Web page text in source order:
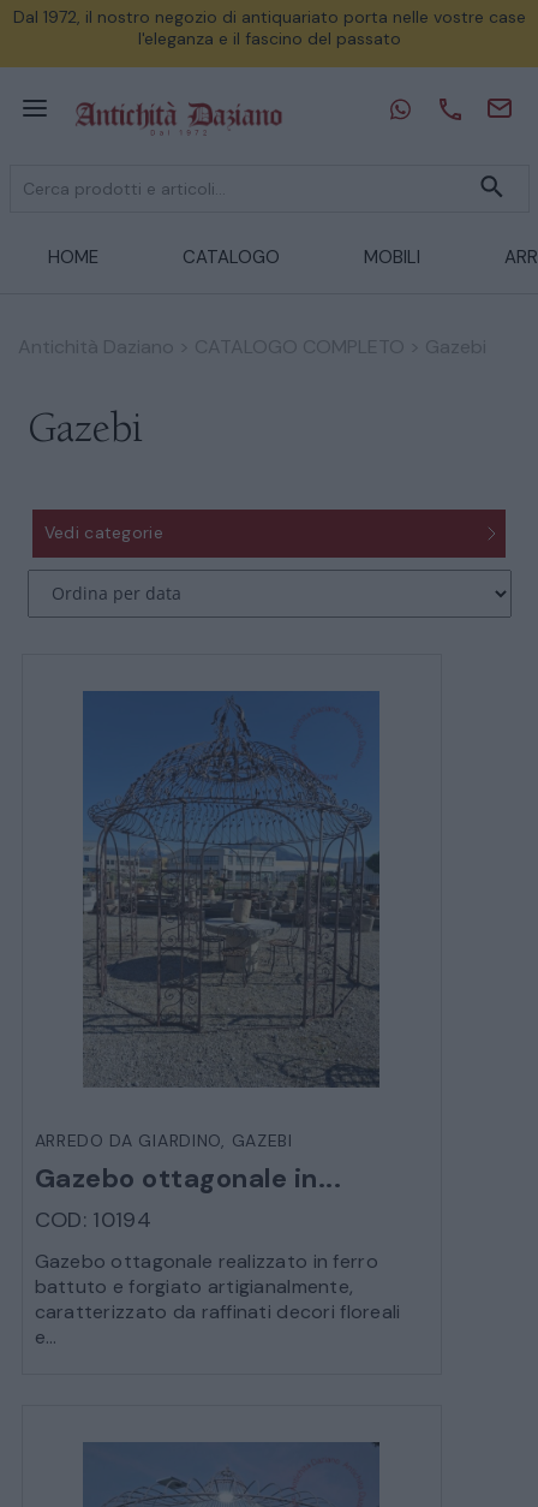
Dal 1972, il nostro negozio di antiquariato porta nelle vostre case
l'eleganza e il fascino del passato
HOME CATALOGO MOBILI
Antichità Daziano CATALOGO COMPLETO Gazebi
Gazebi
Vedi categorie
ARREDO DA GIARDINO, GAZEBI
Gazebo ottagonale in...
COD: 10194
Gazebo ottagonale realizzato in ferro
battuto e forgiato artigianalmente,
caratterizzato da raffinati decori floreali
e...